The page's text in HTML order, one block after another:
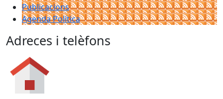
Publicacions
Agenda Política
Adreces i telèfons